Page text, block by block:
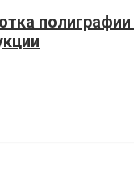
полиграфии